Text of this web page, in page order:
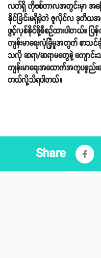
လက်ရှိ ကိုဗစ်ကာလအတွင်းမှာ အခ
နိုင်ခြင်းမရှိခဲ့ဘဲ ဇူလိုင်လ ဒုတိ
ဖွင့်လှစ်နိုင်ဖို့စီစဉ်ထားပါတယ်။ ပ
ကျန်းမာရေးလုံခြုံမှုအတွက် စာသင်
သလို ဆရာ/ဆရာမတွေနဲ့ ကျောင်
ကျန်းမာရေးအထောက်အကူပစ္စည်
တယ်လို့သိရပါတယ်။
Share